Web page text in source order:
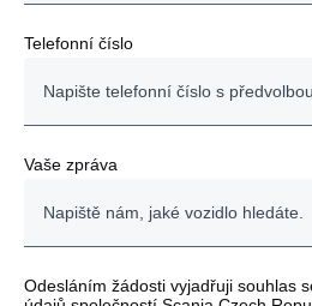
Telefonní číslo
Vaše zpráva
Odesláním žádosti vyjadřuji souhlas